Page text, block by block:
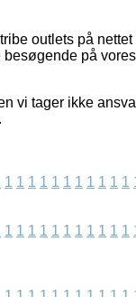
outlets på
på
vi tager ikke
1 1 1 1 1 1 1 1 1 1 1
1 1 1 1 1 1 1 1 1 1 1